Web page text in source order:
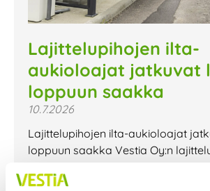
Lajittelupihojen ilta-
aukioloajat jatkuvat
loppuun saakka
10.7.2026
Lajittelupihojen ilta-aukioloajat
loppuun saakka Vestia Oy:n
Jokaisella lajittelupihalla pääsee